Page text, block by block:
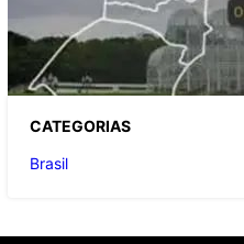
O TEMPO E A
chuva, frio e
neste
CATEGORIAS
Brasil